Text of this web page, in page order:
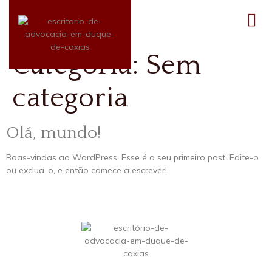
Categoria: Sem
categoria
Olá, mundo!
Boas-vindas ao WordPress. Esse é o seu primeiro post. Edite-o
ou exclua-o, e então comece a escrever!